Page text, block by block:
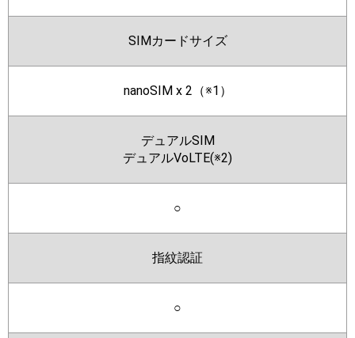
SIMカードサイズ
nanoSIM x 2（※1）
デュアルSIM
デュアルVoLTE(※2)
○
指紋認証
○